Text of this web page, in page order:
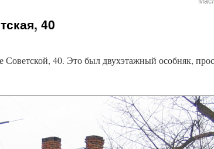
40
40. Это был двухэтажный особняк,